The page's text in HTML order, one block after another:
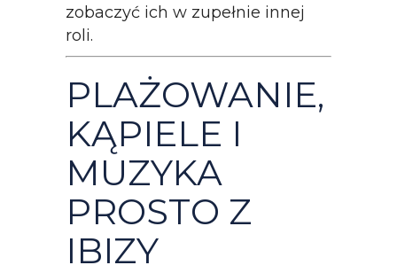
zobaczyć ich w zupełnie innej
roli.
PLAŻOWANIE,
KĄPIELE I
MUZYKA
PROSTO Z
IBIZY